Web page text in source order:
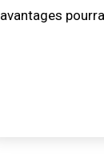
avantages